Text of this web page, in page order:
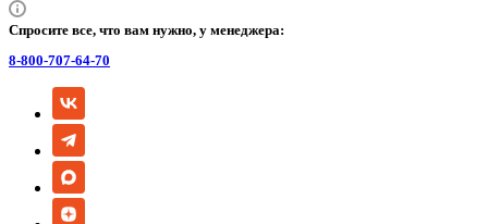
Спросите все, что вам нужно, у менеджера:
8-800-707-64-70